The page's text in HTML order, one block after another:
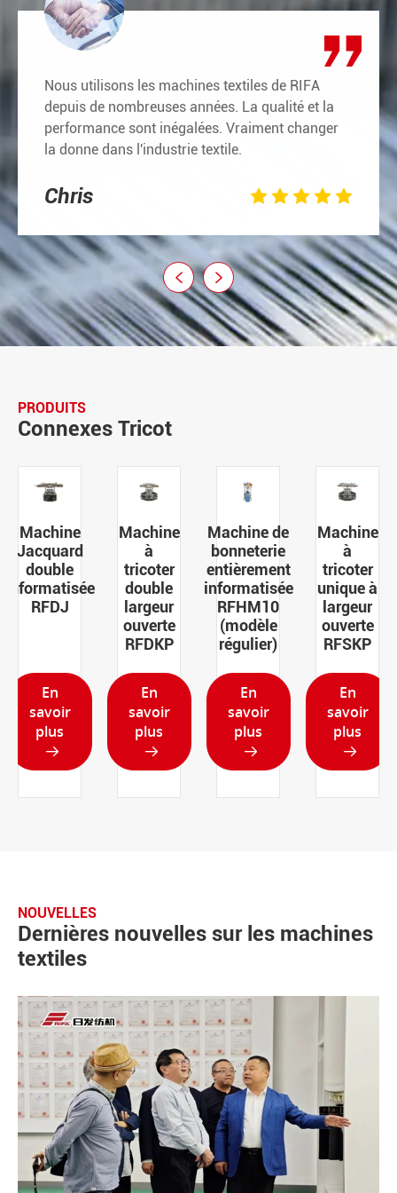
Nous utilisons les machines textiles de RIFA
depuis de nombreuses années. La qualité et la
performance sont inégalées. Vraiment changer
la donne dans l'industrie textile.
Chris 
 
PRODUITS
Connexes Tricot
Machine
Jacquard
double
informatisée
RFDJ
En
savoir
plus

Machine
à
tricoter
double
largeur
ouverte
RFDKP
En
savoir
plus

Machine de
bonneterie
entièrement
informatisée
RFHM10
(modèle
régulier)
En
savoir
plus

Machine
à
tricoter
unique à
largeur
ouverte
RFSKP
En
savoir
plus

NOUVELLES
Dernières nouvelles sur les machines
textiles